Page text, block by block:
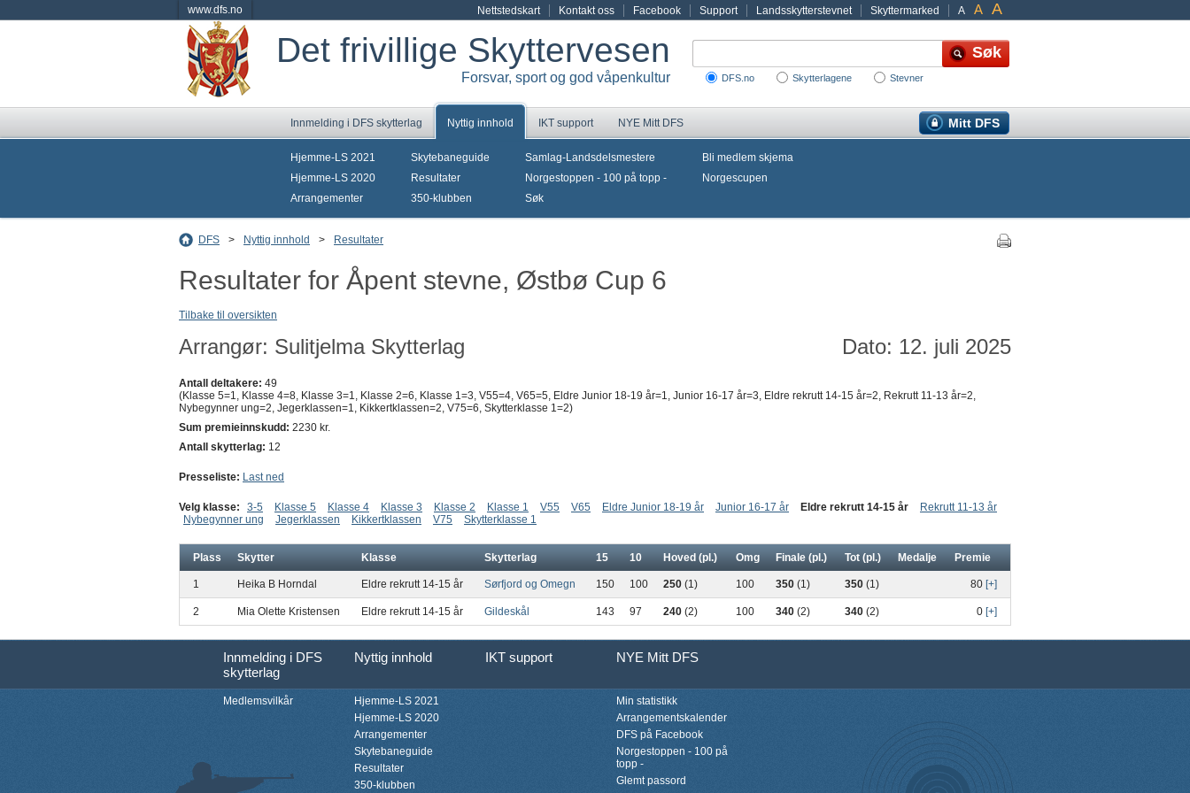
www.dfs.no A A A
Nettstedskart Kontakt oss Facebook Support Landsskytterstevnet Skyttermarked
Det frivillige Skyttervesen
Forsvar, sport og god våpenkultur DFS.no Skytterlagene Stevner
Innmelding i DFS skytterlag Nyttig innhold IKT support Mitt DFS
NYE Mitt DFS
Hjemme-LS 2021
Hjemme-LS 2020
Arrangementer
Skytebaneguide
Resultater
350-klubben
Samlag-Landsdelsmestere
Norgestoppen - 100 på topp -
Søk
Bli medlem skjema
Norgescupen
DFS > Nyttig innhold > Resultater
Resultater for Åpent stevne, Østbø Cup 6
Tilbake til oversikten
Arrangør: Sulitjelma Skytterlag Dato: 12. juli 2025
Antall deltakere: 49
(Klasse 5=1, Klasse 4=8, Klasse 3=1, Klasse 2=6, Klasse 1=3, V55=4, V65=5, Eldre Junior 18-19 år=1, Junior 16-17 år=3, Eldre rekrutt 14-15 år=2, Rekrutt 11-13 år=2,
Nybegynner ung=2, Jegerklassen=1, Kikkertklassen=2, V75=6, Skytterklasse 1=2)
Sum premieinnskudd: 2230 kr.
Antall skytterlag: 12
Presseliste: Last ned
Velg klasse: 3-5 Klasse 5 Klasse 4 Klasse 3 Klasse 2 Klasse 1 V55 V65 Eldre Junior 18-19 år Junior 16-17 år Eldre rekrutt 14-15 år
Rekrutt 11-13 år
Nybegynner ung
Jegerklassen Kikkertklassen V75 Skytterklasse 1
Plass Skytter Klasse Skytterlag 15 10 Hoved (pl.) Omg Finale (pl.) Tot (pl.) Medalje Premie
1 Heika B Horndal Eldre rekrutt 14-15 år Sørfjord og Omegn 150 100 250 (1) 100 350 (1) 350 (1) 80 [+]
2 Mia Olette Kristensen Eldre rekrutt 14-15 år Gildeskål 143 97 240 (2) 100 340 (2) 340 (2) 0 [+]
Innmelding i DFS
skytterlag
Nyttig innhold IKT support NYE Mitt DFS
Medlemsvilkår
Hjemme-LS 2021
Hjemme-LS 2020
Arrangementer
Skytebaneguide
Resultater
350-klubben
Min statistikk
Arrangementskalender
DFS på Facebook
Norgestoppen - 100 på
topp -
Glemt passord